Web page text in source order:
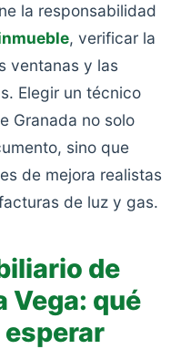
la responsabilidad
, verificar la
ventanas y las
Elegir un técnico
Granada no solo
sino que
de mejora realistas
de luz y gas.
de
Vega: qué